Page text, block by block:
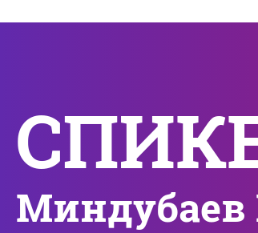
Миндубаев